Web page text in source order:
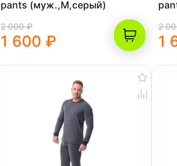
pants (муж.,M,серый)
2 000 ₽
1 600 ₽
2
1